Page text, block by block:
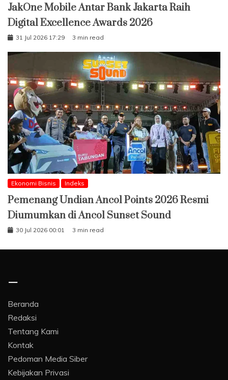
JakOne Mobile Antar Bank Jakarta Raih
Digital Excellence Awards 2026
31 Jul 2026 17:29 3 min read
Ekonomi Bisnis Indeks
Pemenang Undian Ancol Points 2026 Resmi
Diumumkan di Ancol Sunset Sound
30 Jul 2026 00:01 3 min read
–
Beranda
Redaksi
Tentang Kami
Kontak
Pedoman Media Siber
Kebijakan Privasi